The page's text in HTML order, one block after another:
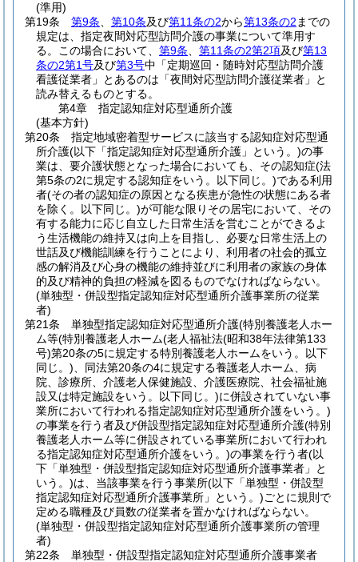
(準用)
第19条
第9条 第10条及び第11条の2から第13条の2 までの
規定は、指定夜間対応型訪問介護の事業について準用す
る。
この場合において、 第9条 第11条の2第2項及び第13
条の2第1号及び第3号中「定期巡回・随時対応型訪問介護
看護従業者」とあるのは「夜間対応型訪問介護従業者」と
読み替えるものとする。
第4章
指定認知症対応型通所介護
(基本方針)
第20条
指定地域密着型サービスに該当する認知症対応型通
所介護(以下「指定認知症対応型通所介護」という。)の事
業は、要介護状態となった場合においても、その認知症(法
第5条の2に規定する認知症をいう。以下同じ。)である利用
者(その者の認知症の原因となる疾患が急性の状態にある者
を除く。以下同じ。)が可能な限りその居宅において、その
有する能力に応じ自立した日常生活を営むことができるよ
う生活機能の維持又は向上を目指し、必要な日常生活上の
世話及び機能訓練を行うことにより、利用者の社会的孤立
感の解消及び心身の機能の維持並びに利用者の家族の身体
的及び精神的負担の軽減を図るものでなければならない。
(単独型・併設型指定認知症対応型通所介護事業所の従業
者)
第21条
単独型指定認知症対応型通所介護(特別養護老人ホー
ム等(特別養護老人ホーム(老人福祉法(昭和38年法律第133
号)第20条の5に規定する特別養護老人ホームをいう。以下
同じ。) 、同法第20条の4に規定する養護老人ホーム、病
院、診療所、介護老人保健施設、介護医療院、社会福祉施
設又は特定施設をいう。以下同じ。)に併設されていない事
業所において行われる指定認知症対応型通所介護をいう。)
の事業を行う者及び併設型指定認知症対応型通所介護(特別
養護老人ホーム等に併設されている事業所において行われ
る指定認知症対応型通所介護をいう。)の事業を行う者(以
下「単独型・併設型指定認知症対応型通所介護事業者」と
いう。)は、当該事業を行う事業所(以下「単独型・併設型
指定認知症対応型通所介護事業所」という。)ごとに規則で
定める職種及び員数の従業者を置かなければならない。
(単独型・併設型指定認知症対応型通所介護事業所の管理
者)
第22条
単独型・併設型指定認知症対応型通所介護事業者